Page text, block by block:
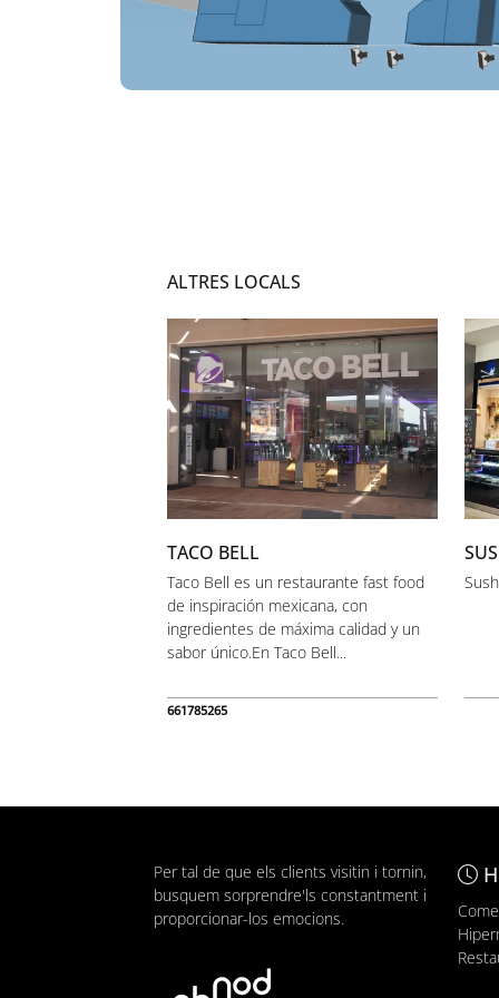
ALTRES LOCALS
TACO BELL
Taco Bell es un restaurante fast food
de inspiración mexicana, con
ingredientes de máxima calidad y un
sabor único.En Taco Bell...
661785265
Per tal de que els clients visitin i tornin,
busquem sorprendre'ls constantment i
proporcionar-los emocions.